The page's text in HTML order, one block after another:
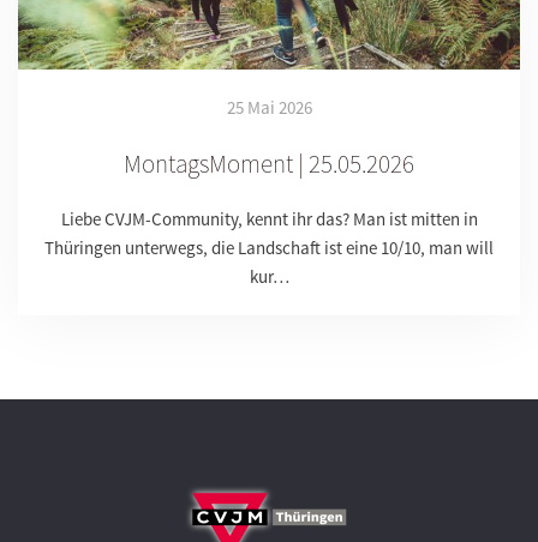
25 Mai 2026
MontagsMoment | 25.05.2026
Liebe CVJM-Community, kennt ihr das? Man ist mitten in
Thüringen unterwegs, die Landschaft ist eine 10/10, man will
kur…